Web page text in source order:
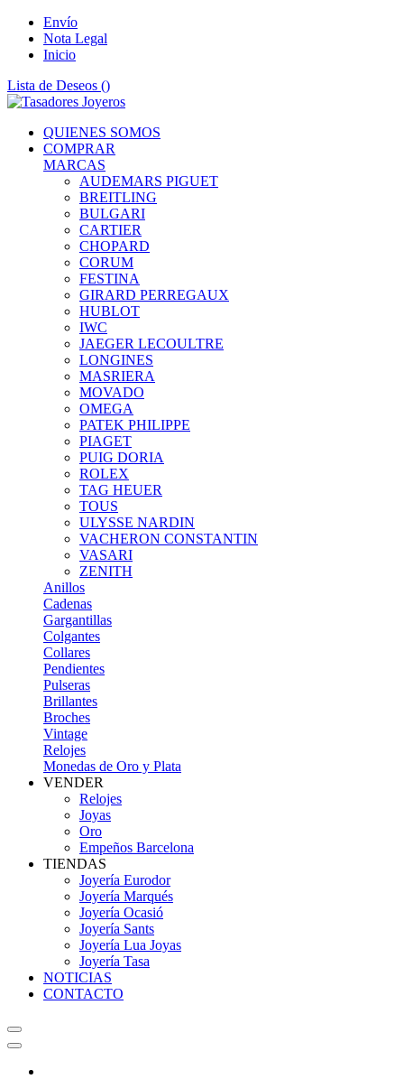
Envío
Nota Legal
Inicio
Lista de Deseos ()
QUIENES SOMOS
COMPRAR
MARCAS
AUDEMARS PIGUET
BREITLING
BULGARI
CARTIER
CHOPARD
CORUM
FESTINA
GIRARD PERREGAUX
HUBLOT
IWC
JAEGER LECOULTRE
LONGINES
MASRIERA
MOVADO
OMEGA
PATEK PHILIPPE
PIAGET
PUIG DORIA
ROLEX
TAG HEUER
TOUS
ULYSSE NARDIN
VACHERON CONSTANTIN
VASARI
ZENITH
Anillos
Cadenas
Gargantillas
Colgantes
Collares
Pendientes
Pulseras
Brillantes
Broches
Vintage
Relojes
Monedas de Oro y Plata
VENDER
Relojes
Joyas
Oro
Empeños Barcelona
TIENDAS
Joyería Eurodor
Joyería Marqués
Joyería Ocasió
Joyería Sants
Joyería Lua Joyas
Joyería Tasa
NOTICIAS
CONTACTO